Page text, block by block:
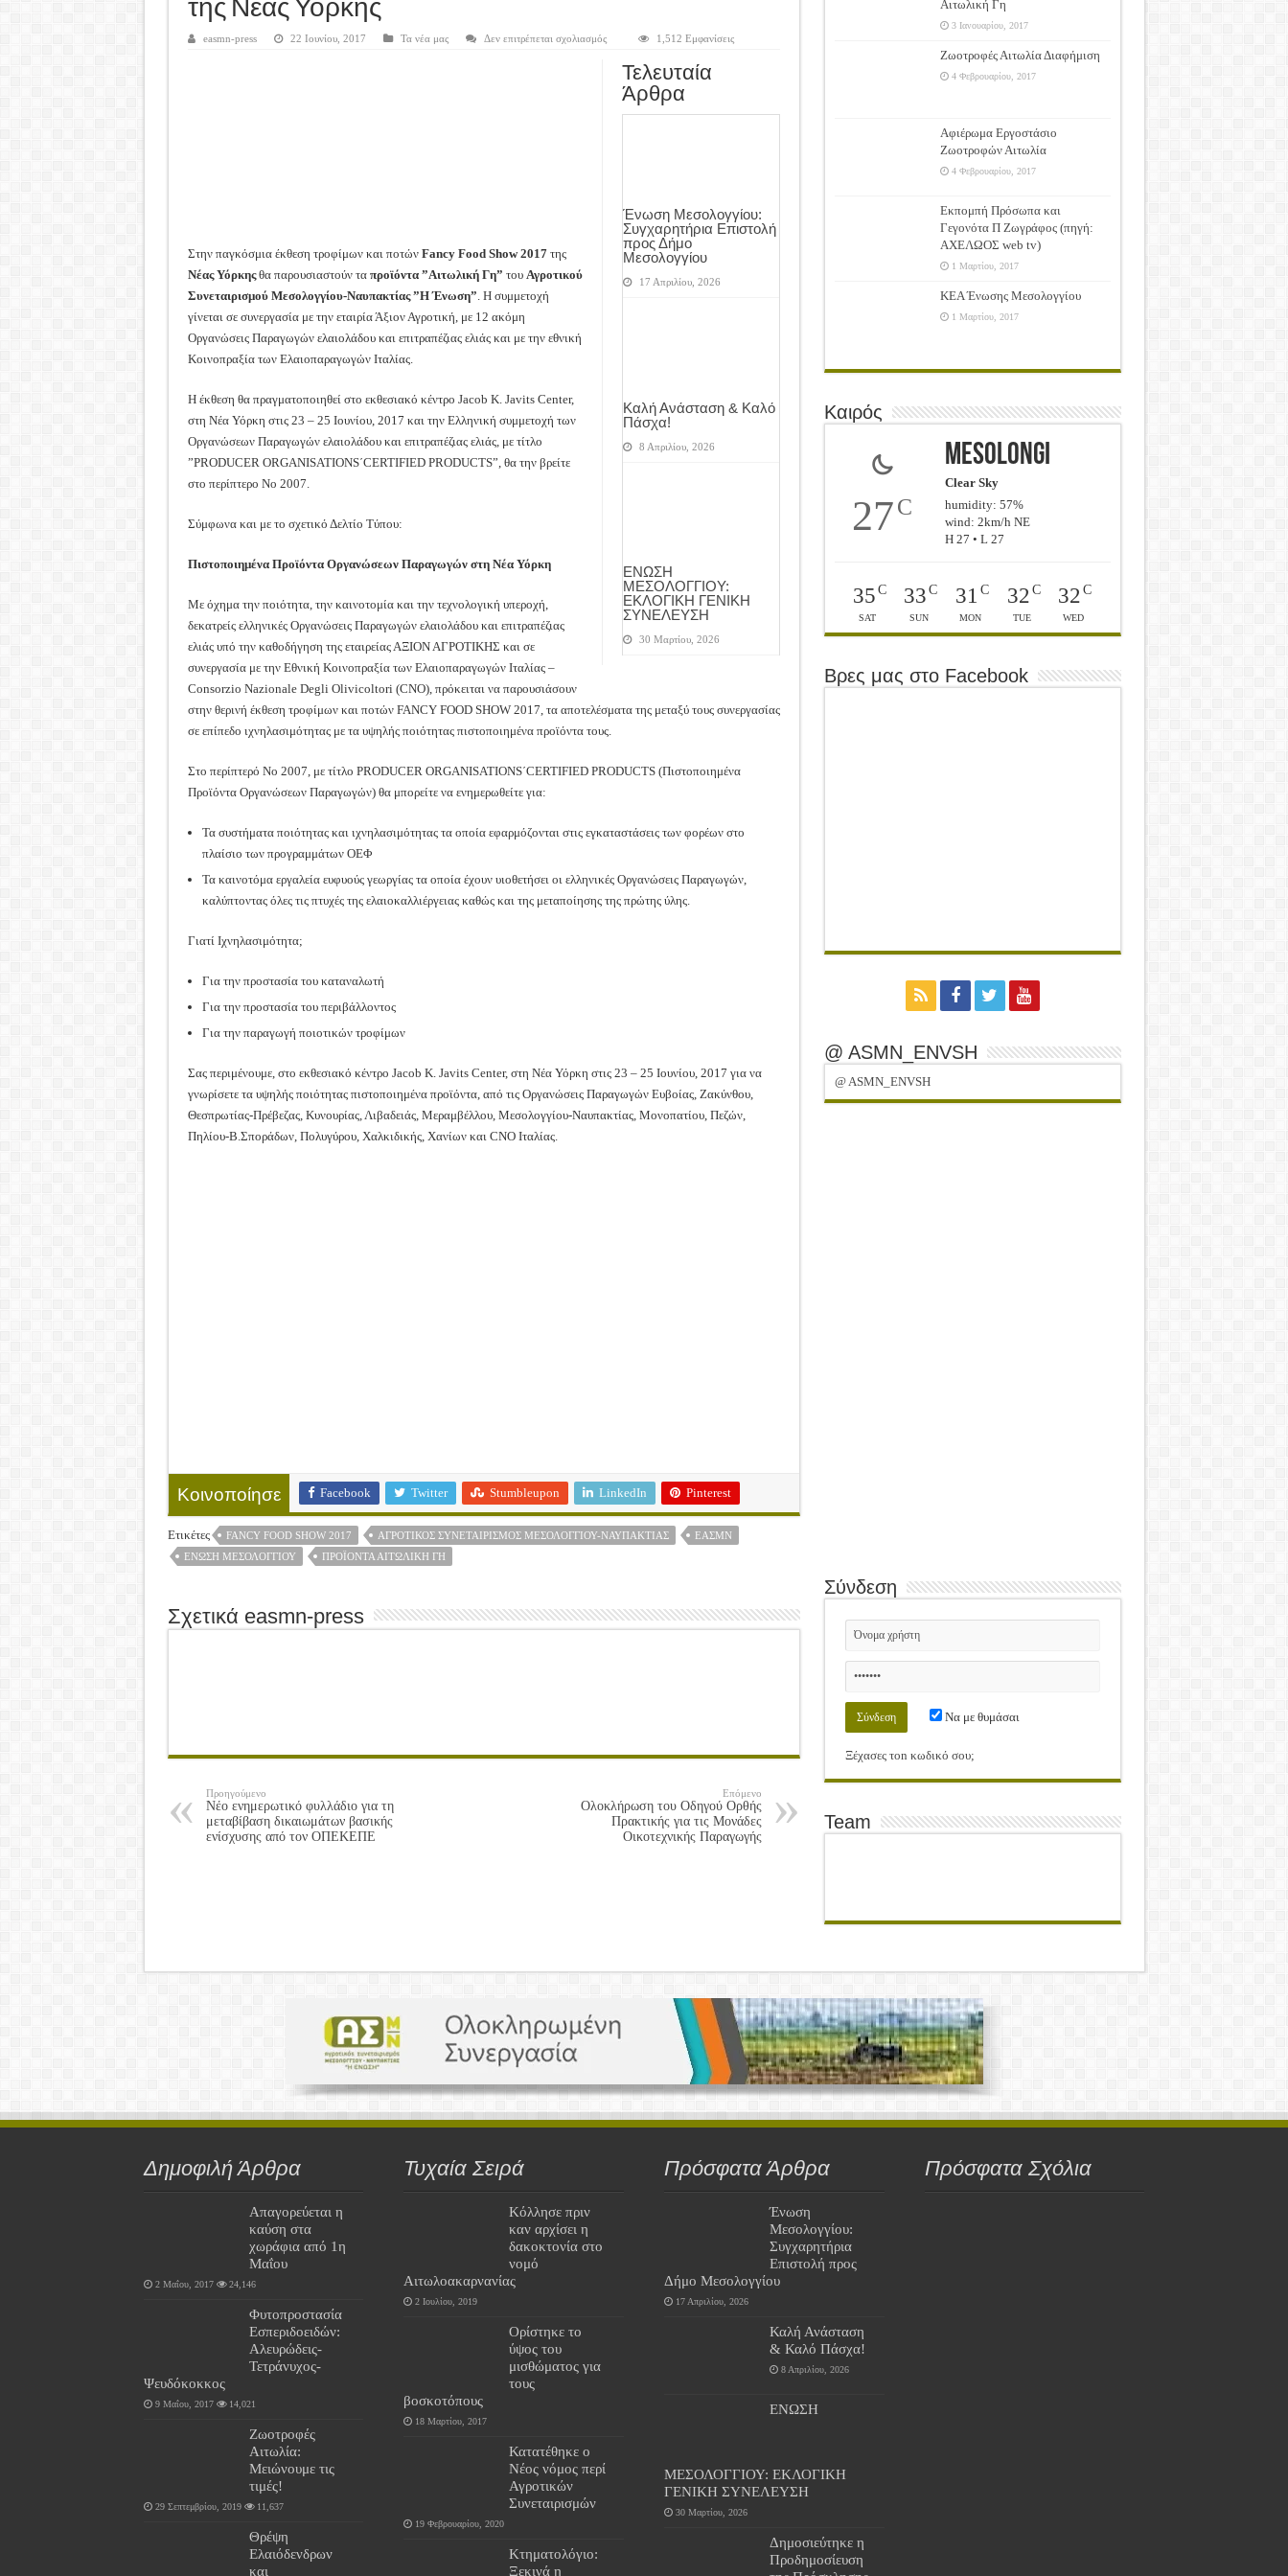
Tακτική Γενική Συνέλευση του Αγροτικού Συνεταιρισμού Μεσολογγίου-Ναυπακτίας ”Η Ένωση”
Η περίοδος συγκομιδής της Ελιάς ξεκίνησε…με Μεγάλες Προσφορές!!
της Νέας Υόρκης
easmn-press 22 Ιουνίου, 2017 Τα νέα μας Δεν επιτρέπεται σχολιασμόςστο
”Αιτωλική
στην
Food
1,512 Εμφανίσεις
Τελευταία
Άρθρα
Ένωση Μεσολογγίου:
Συγχαρητήρια Επιστολή
προς Δήμο
Μεσολογγίου
17 Απριλίου, 2026
Καλή Ανάσταση & Καλό
Πάσχα!
8 Απριλίου, 2026
ΕΝΩΣΗ
ΜΕΣΟΛΟΓΓΙΟΥ:
ΕΚΛΟΓΙΚΗ ΓΕΝΙΚΗ
ΣΥΝΕΛΕΥΣΗ
30 Μαρτίου, 2026
Στην παγκόσμια έκθεση τροφίμων και ποτών Fancy Food Show 2017της
Νέας Υόρκηςθα παρουσιαστούν τα προϊόντα ”Αιτωλική Γη” του Αγροτικού
Συνεταιρισμού Μεσολογγίου-Ναυπακτίας ”Η Ένωση”. Η συμμετοχή
γίνεται σε συνεργασία με την εταιρία Άξιον Αγροτική, με 12 ακόμη
Οργανώσεις Παραγωγών ελαιολάδου και επιτραπέζιας ελιάς και με την εθνική
Κοινοπραξία των Ελαιοπαραγωγών Ιταλίας.
Η έκθεση θα πραγματοποιηθεί στο εκθεσιακό κέντρο Jacob K. Javits Center,
στη Νέα Υόρκη στις 23 – 25 Ιουνίου, 2017 και την Ελληνική συμμετοχή των
Οργανώσεων Παραγωγών ελαιολάδου και επιτραπέζιας ελιάς, με τίτλο
”PRODUCER ORGANISATIONS΄CERTIFIED PRODUCTS”, θα την βρείτε
στο περίπτερο Νο 2007.
Σύμφωνα και με το σχετικό Δελτίο Τύπου:
Πιστοποιημένα Προϊόντα Οργανώσεων Παραγωγών στη Νέα Υόρκη
Με όχημα την ποιότητα, την καινοτομία και την τεχνολογική υπεροχή,
δεκατρείς ελληνικές Οργανώσεις Παραγωγών ελαιολάδου και επιτραπέζιας
ελιάς υπό την καθοδήγηση της εταιρείας ΑΞΙΟΝ ΑΓΡΟΤΙΚΗΣ και σε
συνεργασία με την Εθνική Κοινοπραξία των Ελαιοπαραγωγών Ιταλίας –
Consorzio Nazionale Degli Olivicoltori (CNO), πρόκειται να παρουσιάσουν
στην θερινή έκθεση τροφίμων και ποτών FANCY FOOD SHOW 2017, τα αποτελέσματα της μεταξύ τους συνεργασίας
σε επίπεδο ιχνηλασιμότητας με τα υψηλής ποιότητας πιστοποιημένα προϊόντα τους.
Στο περίπτερό Νο 2007, με τίτλο PRODUCER ORGANISATIONS΄CERTIFIED PRODUCTS (Πιστοποιημένα
Προϊόντα Οργανώσεων Παραγωγών) θα μπορείτε να ενημερωθείτε για:
Τα συστήματα ποιότητας και ιχνηλασιμότητας τα οποία εφαρμόζονται στις εγκαταστάσεις των φορέων στο
πλαίσιο των προγραμμάτων ΟΕΦ
Τα καινοτόμα εργαλεία ευφυούς γεωργίας τα οποία έχουν υιοθετήσει οι ελληνικές Οργανώσεις Παραγωγών,
καλύπτοντας όλες τις πτυχές της ελαιοκαλλιέργειας καθώς και της μεταποίησης της πρώτης ύλης.
Γιατί Ιχνηλασιμότητα;
Για την προστασία του καταναλωτή
Για την προστασία του περιβάλλοντος
Για την παραγωγή ποιοτικών τροφίμων
Σας περιμένουμε, στο εκθεσιακό κέντρο Jacob K. Javits Center, στη Νέα Υόρκη στις 23 – 25 Ιουνίου, 2017 για να
γνωρίσετε τα υψηλής ποιότητας πιστοποιημένα προϊόντα, από τις Οργανώσεις Παραγωγών Ευβοίας, Ζακύνθου,
Θεσπρωτίας-Πρέβεζας, Κυνουρίας, Λιβαδειάς, Μεραμβέλλου, Μεσολογγίου-Ναυπακτίας, Μονοπατίου, Πεζών,
Πηλίου-Β.Σποράδων, Πολυγύρου, Χαλκιδικής, Χανίων και CNO Ιταλίας.
Κοινοποίησε Facebook Twitter Stumbleupon LinkedIn Pinterest
Ετικέτες FANCY FOOD SHOW 2017 ΑΓΡΟΤΙΚΌΣ ΣΥΝΕΤΑΙΡΙΣΜΌΣ ΜΕΣΟΛΟΓΓΊΟΥ-ΝΑΥΠΑΚΤΊΑΣ
ΕΑΣΜΝ
ΈΝΩΣΗ ΜΕΣΟΛΟΓΓΊΟΥ
ΠΡΟΪΌΝΤΑ ΑΙΤΩΛΙΚΉ ΓΉ
Σχετικά easmn-press
Προηγούμενο
Νέο ενημερωτικό φυλλάδιο για τη
μεταβίβαση δικαιωμάτων βασικής
ενίσχυσης από τον ΟΠΕΚΕΠΕ
Επόμενο
Ολοκλήρωση του Οδηγού Ορθής
Πρακτικής για τις Μονάδες
Οικοτεχνικής Παραγωγής
Αιτωλική Γη
3 Ιανουαρίου, 2017
Ζωοτροφές Αιτωλία Διαφήμιση
4 Φεβρουαρίου, 2017
Αφιέρωμα Εργοστάσιο
Ζωοτροφών Αιτωλία
4 Φεβρουαρίου, 2017
Εκπομπή Πρόσωπα και
Γεγονότα Π Ζωγράφος (πηγή:
ΑΧΕΛΩΟΣ web tv)
1 Μαρτίου, 2017
ΚΕΑ Ένωσης Μεσολογγίου
1 Μαρτίου, 2017
Καιρός
27C
Mesolongi
Clear Sky
humidity: 57%
wind: 2km/h NE
H 27 • L 27
35C
SAT
33 C
SUN
31 C
MON
32C
TUE
32C
WED
Βρες μας στο Facebook
@ ASMN_ENVSH
@ ASMN_ENVSH
Σύνδεση
Να με θυμάσαι
Ξέχασες τοn κωδικό σου;
Team
Δημοφιλή Άρθρα
Απαγορεύεται η
καύση στα
χωράφια από 1η
Μαΐου
2 Μαΐου, 2017 24,146
Φυτοπροστασία
Εσπεριδοειδών:
Αλευρώδεις-
Τετράνυχος-
Ψευδόκοκκος
9 Μαΐου, 2017 14,021
Ζωοτροφές
Αιτωλία:
Μειώνουμε τις
τιμές!
29 Σεπτεμβρίου, 2019 11,637
Θρέψη
Ελαιόδενδρων
και
Τυχαία Σειρά
Κόλλησε πριν
καν αρχίσει η
δακοκτονία στο
νομό
Αιτωλοακαρνανίας
2 Ιουλίου, 2019
Ορίστηκε το
ύψος του
μισθώματος για
τους
βοσκοτόπους
18 Μαρτίου, 2017
Κατατέθηκε ο
Νέος νόμος περί
Αγροτικών
Συνεταιρισμών
19 Φεβρουαρίου, 2020
Κτηματολόγιο:
Ξεκινά η
Πρόσφατα Άρθρα
Ένωση
Μεσολογγίου:
Συγχαρητήρια
Επιστολή προς
Δήμο Μεσολογγίου
17 Απριλίου, 2026
Καλή Ανάσταση
& Καλό Πάσχα!
8 Απριλίου, 2026
ΕΝΩΣΗ
ΜΕΣΟΛΟΓΓΙΟΥ: ΕΚΛΟΓΙΚΗ
ΓΕΝΙΚΗ ΣΥΝΕΛΕΥΣΗ
30 Μαρτίου, 2026
Δημοσιεύτηκε η
Προδημοσίευση
Πρόσφατα Σχόλια